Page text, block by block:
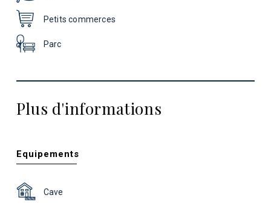
Petits commerces
Parc
Plus d'informations
Equipements
Cave